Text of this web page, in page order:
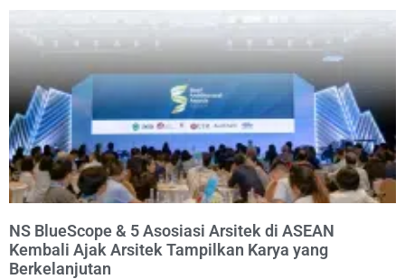
NS BlueScope & 5 Asosiasi Arsitek di ASEAN
Kembali Ajak Arsitek Tampilkan Karya yang
Berkelanjutan